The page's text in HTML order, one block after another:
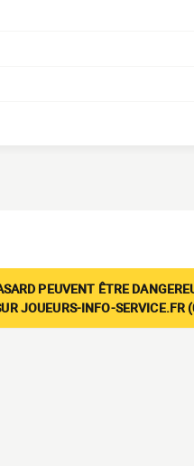
PEUVENT ÊTRE
JOUEURS-INFO-